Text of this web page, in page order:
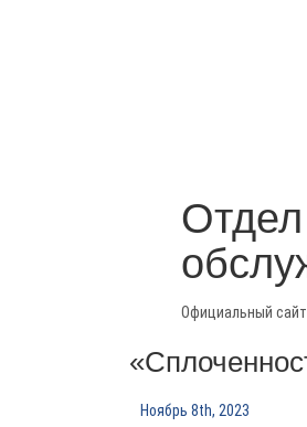
Официальный сайт
Ноябрь 8th, 2023